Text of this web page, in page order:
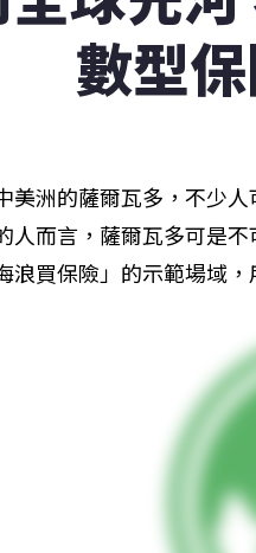
數型
美洲的薩爾瓦多，不少
人而言，薩爾瓦多可是
浪買保險」的示範場域